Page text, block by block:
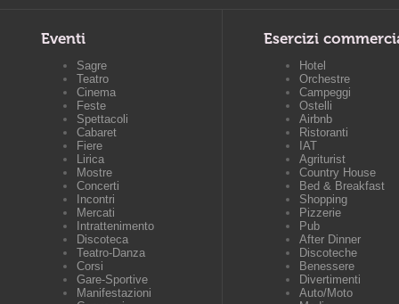
Eventi
Sagre
Teatro
Cinema
Feste
Spettacoli
Cabaret
Fiere
Lirica
Mostre
Concerti
Incontri
Mercati
Intrattenimento
Discoteca
Teatro-Danza
Corsi
Gare-Sportive
Manifestazioni
Esercizi
Hotel
Orchestre
Campeggi
Ostelli
Airbnb
Ristoranti
IAT
Agriturist
Country House
Bed & Breakfast
Shopping
Pizzerie
Pub
After Dinner
Discoteche
Benessere
Divertimenti
Auto/Moto